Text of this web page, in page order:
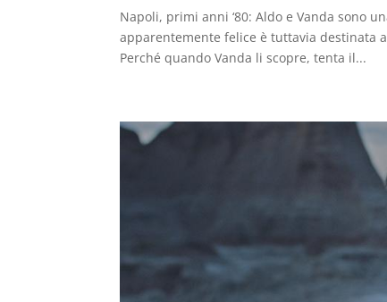
Napoli, primi anni ‘80: Aldo e Vanda sono
apparentemente felice è tuttavia destinata
Perché quando Vanda li scopre, tenta il...